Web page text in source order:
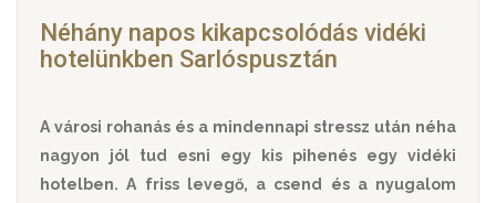
Néhány napos kikapcsolódás vidéki
hotelünkben Sarlóspusztán
A városi rohanás és a mindennapi stressz után néha
nagyon jól tud esni egy kis pihenés egy vidéki
hotelben. A friss levegő, a csend és a nyugalom